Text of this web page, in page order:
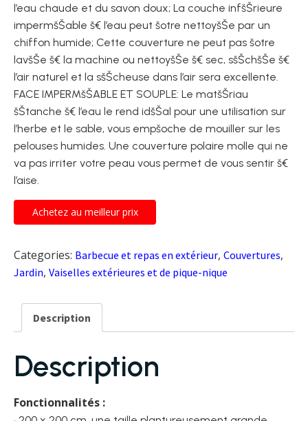
l’eau chaude et du savon doux; La couche infšŠrieure
impermšŠable š€ l’eau peut šºtre nettoyšŠe par un
chiffon humide; Cette couverture ne peut pas šºtre
lavšŠe š€ la machine ou nettoyšŠe š€ sec, sšŠchšŠe š€
l’air naturel et la sšŠcheuse dans l’air sera excellente.
FACE IMPERMšŠABLE ET SOUPLE: Le matšŠriau
šŠtanche š€ l’eau le rend idšŠal pour une utilisation sur
l’herbe et le sable, vous empšºche de mouiller sur les
pelouses humides. Une couverture polaire molle qui ne
va pas irriter votre peau vous permet de vous sentir š€
l’aise.
Achetez au meilleur prix
Categories: Barbecue et repas en extérieur, Couvertures,
Jardin, Vaiselles extérieures et de pique-nique
Description
Description
Fonctionnalités :